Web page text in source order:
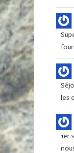
les
1er